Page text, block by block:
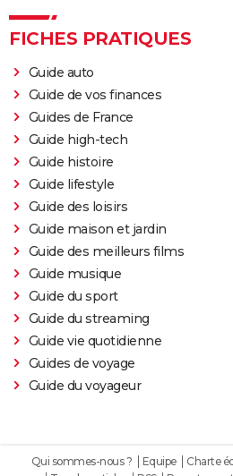
FICHES PRATIQUES
Guide auto
Guide de vos finances
Guides de France
Guide high-tech
Guide histoire
Guide lifestyle
Guide des loisirs
Guide maison et jardin
Guide des meilleurs films
Guide musique
Guide du sport
Guide du streaming
Guide vie quotidienne
Guides de voyage
Guide du voyageur
Qui sommes-nous ? Equipe Charte